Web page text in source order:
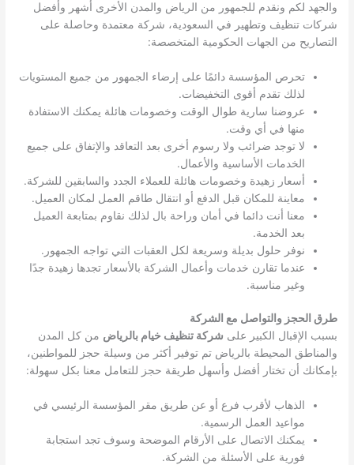
والجهد لكم ونقدم للجمهور من الرياض والمدن الأخرى أشهر وأفضل
شركات تنظيف وتطهير في السعودية، شركة معتمدة وحاصلة على
التصاريح من الجهات الحكومية المتخصصة:
تحرص المؤسسة دائمًا على إرضاء الجمهور من جميع المستويات
لذلك تقدم أقوى التخفيضات.
عروضنا سارية طوال الوقت وخصومات هائلة يمكنك الاستفادة
منها في أي وقت.
لا توجد ضرائب ولا رسوم أخرى بعد التعاقد والإتفاق على جميع
الخدمات الأساسية والأعمال.
أسعار زهيدة وخصومات هائلة للعملاء الجدد والسابقين للشركة.
معاينة للمكان قبل الدفع أو انتقال طاقم العمل لمكان العميل.
معنا أنت دائما في أمان وراحة بال لذلك نقاوم بمتابعة العميل
بعد الخدمة.
نوفر حلول بديلة وسريعة لكل العقبات التي تواجه الجمهور.
عندما تقارن خدمات وأعمال الشركة بالأسعار تجدها زهيدة جدًا
وغير مناسبة.
طرق الحجز والتواصل مع الشركة
بسبب الإقبال الكبير على شركة تنظيف خيام بالرياض من كل المدن
والمناطق المحيطة بالرياض تم توفير أكثر من وسيلة حجز للمواطنين،
بإمكانك أن تختار أفضل وأسهل طريقة حجز للتعامل معنا بكل سهولة:
الذهاب لأقرب فرع أو عن طريق مقر المؤسسة الرئيسي في
مواعيد العمل الرسمية.
يمكنك الاتصال على الأرقام الموضحة وسوف تجد استجابة
فورية على الأسئلة من الشركة.